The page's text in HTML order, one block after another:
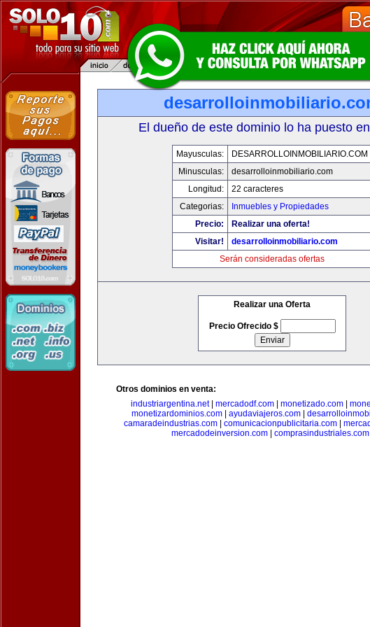
El dueño de este dominio lo ha puesto
Mayusculas:
DESARROLLOINMOBILIARIO.COM
Minusculas:
desarrolloinmobiliario.com
Longitud:
22 caracteres
Categorias:
Inmuebles y Propiedades
Precio:
Realizar una oferta!
Visitar!
desarrolloinmobiliario.com
Serán consideradas ofertas
Realizar una Oferta
Precio Ofrecido $
Otros dominios en venta:
industriargentina.net| mercadodf.com| monetizado.com|
monetizardominios.com
ayudaviajeros.com
camaradeindustrias.com| comunicacionpublicitaria.com|
mercadodeinversion.com| comprasindustriales.com|